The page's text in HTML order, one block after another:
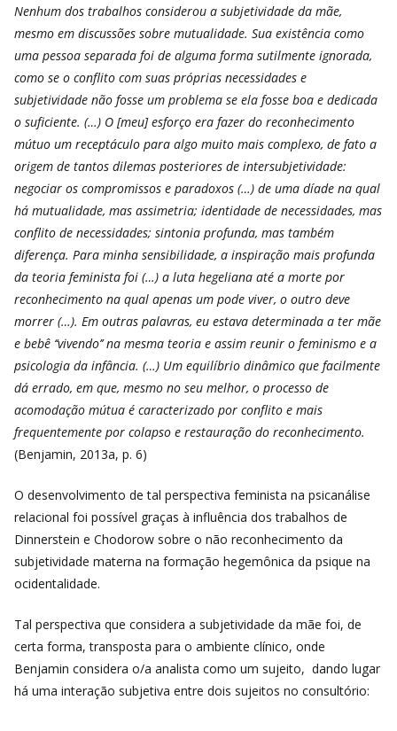
Nenhum dos trabalhos considerou a subjetividade da mãe,
mesmo em discussões sobre mutualidade. Sua existência como
uma pessoa separada foi de alguma forma sutilmente ignorada,
como se o conflito com suas próprias necessidades e
subjetividade não fosse um problema se ela fosse boa e dedicada
o suficiente. (…) O [meu] esforço era fazer do reconhecimento
mútuo um receptáculo para algo muito mais complexo, de fato a
origem de tantos dilemas posteriores de intersubjetividade:
negociar os compromissos e paradoxos (…) de uma díade na qual
há mutualidade, mas assimetria; identidade de necessidades, mas
conflito de necessidades; sintonia profunda, mas também
diferença. Para minha sensibilidade, a inspiração mais profunda
da teoria feminista foi (…) a luta hegeliana até a morte por
reconhecimento na qual apenas um pode viver, o outro deve
morrer (…). Em outras palavras, eu estava determinada a ter mãe
e bebê ‘‘vivendo’’ na mesma teoria e assim reunir o feminismo e a
psicologia da infância. (…) Um equilíbrio dinâmico que facilmente
dá errado, em que, mesmo no seu melhor, o processo de
acomodação mútua é caracterizado por conflito e mais
frequentemente por colapso e restauração do reconhecimento.
(Benjamin, 2013a, p. 6)
O desenvolvimento de tal perspectiva feminista na psicanálise
relacional foi possível graças à influência dos trabalhos de
Dinnerstein e Chodorow sobre o não reconhecimento da
subjetividade materna na formação hegemônica da psique na
ocidentalidade.
Tal perspectiva que considera a subjetividade da mãe foi, de
certa forma, transposta para o ambiente clínico, onde
Benjamin considera o/a analista como um sujeito, dando lugar
há uma interação subjetiva entre dois sujeitos no consultório: